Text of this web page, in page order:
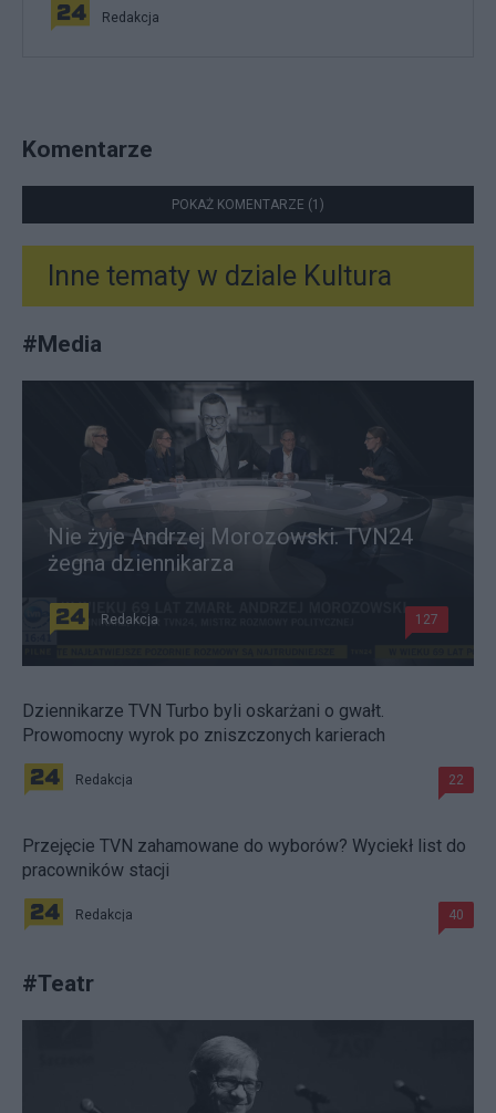
Redakcja
Komentarze
POKAŻ KOMENTARZE (1)
Inne tematy w dziale Kultura
#Media
Nie żyje Andrzej Morozowski. TVN24
żegna dziennikarza
Redakcja 127
Dziennikarze TVN Turbo byli oskarżani o gwałt.
Prowomocny wyrok po zniszczonych karierach
Redakcja 22
Przejęcie TVN zahamowane do wyborów? Wyciekł list do
pracowników stacji
Redakcja 40
#Teatr